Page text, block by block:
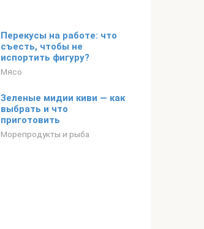
Перекусы на работе: что
съесть, чтобы не
испортить фигуру?
Мясо
Зеленые мидии киви — как
выбрать и что
приготовить
Морепродукты и рыба